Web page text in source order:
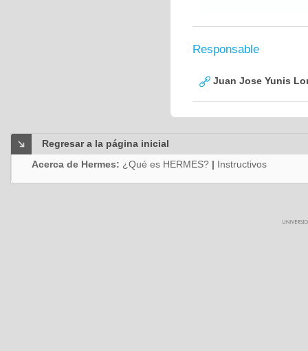
Responsable
Juan Jose Yunis
Regresar a la página inicial
Acerca de Hermes: ¿Qué es HERMES? | Instructivos